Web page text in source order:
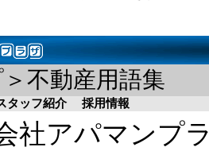
＞不動産用語集
タッフ紹介 採用情報
社アパマンプ